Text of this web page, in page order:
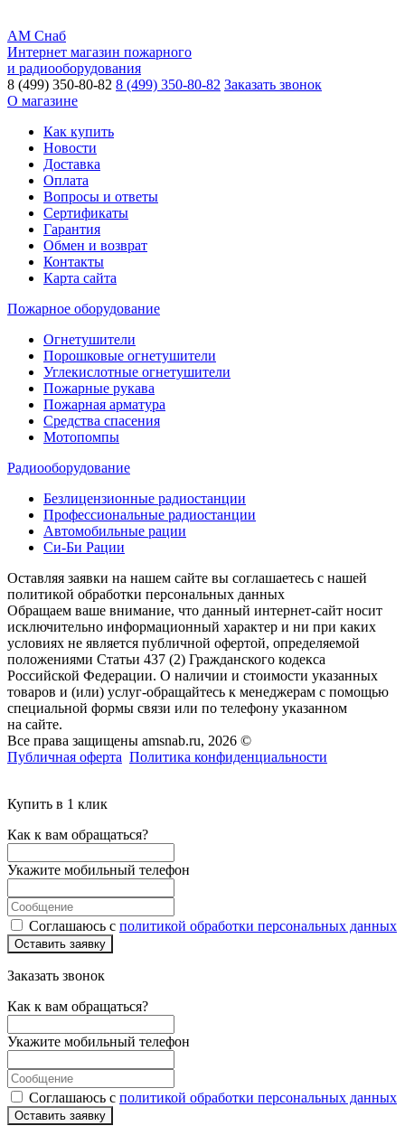
АМ Снаб
Интернет магазин пожарного
и радиооборудования
8 (499) 350-80-82 8 (499) 350-80-82 Заказать звонок
О магазине
Как купить
Новости
Доставка
Оплата
Вопросы и ответы
Сертификаты
Гарантия
Обмен и возврат
Контакты
Карта сайта
Пожарное оборудование
Огнетушители
Порошковые огнетушители
Углекислотные огнетушители
Пожарные рукава
Пожарная арматура
Средства спасения
Мотопомпы
Радиооборудование
Безлицензионные радиостанции
Профессиональные радиостанции
Автомобильные рации
Си-Би Рации
Оставляя заявки на нашем сайте вы соглашаетесь с нашей
политикой обработки персональных данных
Обращаем ваше внимание, что данный интернет-сайт носит
исключительно информационный характер и ни при каких
условиях не является публичной офертой, определяемой
положениями Статьи 437 (2) Гражданского кодекса
Российской Федерации. О наличии и стоимости указанных
товаров и (или) услуг-обращайтесь к менеджерам с помощью
специальной формы связи или по телефону указанном
на сайте.
Все права защищены amsnab.ru, 2026 ©
Публичная оферта Политика конфиденциальности
Купить в 1 клик
Как к вам обращаться?
Укажите мобильный телефон
Соглашаюсь с политикой обработки персональных данных
Оставить заявку
Заказать звонок
Как к вам обращаться?
Укажите мобильный телефон
Соглашаюсь с политикой обработки персональных данных
Оставить заявку